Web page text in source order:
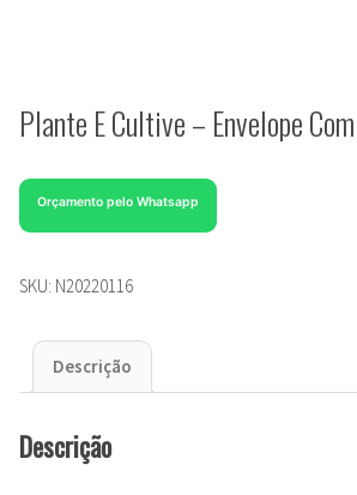
Plante E Cultive – Envelope
Orçamento pelo Whatsapp
SKU: N20220116
Descrição
Descrição